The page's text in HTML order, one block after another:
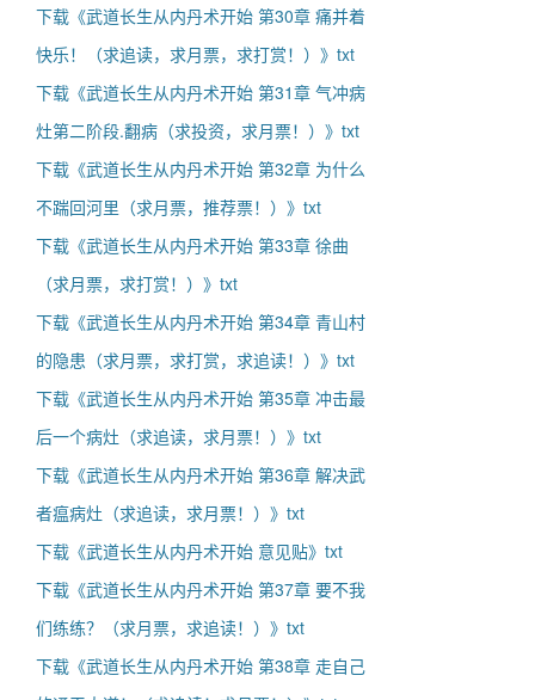
下载《武道长生从内丹术开始 第30章 痛并着
快乐！（求追读，求月票，求打赏！）》txt
下载《武道长生从内丹术开始 第31章 气冲病
灶第二阶段.翻病（求投资，求月票！）》txt
下载《武道长生从内丹术开始 第32章 为什么
不踹回河里（求月票，推荐票！）》txt
下载《武道长生从内丹术开始 第33章 徐曲
（求月票，求打赏！）》txt
下载《武道长生从内丹术开始 第34章 青山村
的隐患（求月票，求打赏，求追读！）》txt
下载《武道长生从内丹术开始 第35章 冲击最
后一个病灶（求追读，求月票！）》txt
下载《武道长生从内丹术开始 第36章 解决武
者瘟病灶（求追读，求月票！）》txt
下载《武道长生从内丹术开始 意见贴》txt
下载《武道长生从内丹术开始 第37章 要不我
们练练？（求月票，求追读！）》txt
下载《武道长生从内丹术开始 第38章 走自己